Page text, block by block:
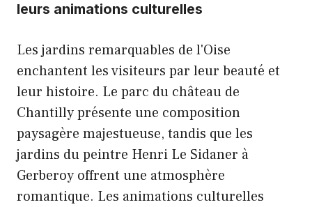
leurs animations culturelles
Les jardins remarquables de l'Oise
enchantent les visiteurs par leur beauté et
leur histoire. Le parc du château de
Chantilly présente une composition
paysagère majestueuse, tandis que les
jardins du peintre Henri Le Sidaner à
Gerberoy offrent une atmosphère
romantique. Les animations culturelles